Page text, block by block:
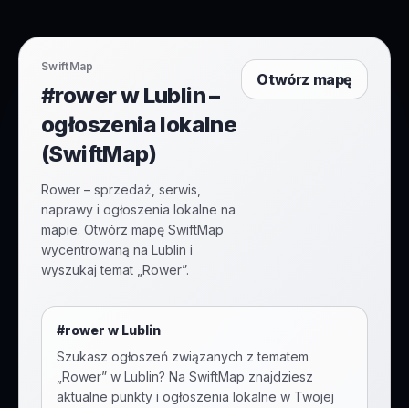
SwiftMap
#rower w Lublin –
ogłoszenia lokalne
(SwiftMap)
Rower – sprzedaż, serwis,
naprawy i ogłoszenia lokalne na
mapie. Otwórz mapę SwiftMap
wycentrowaną na Lublin i
wyszukaj temat „Rower”.
Otwórz mapę
#rower w Lublin
Szukasz ogłoszeń związanych z tematem
Rower” w Lublin? Na SwiftMap znajdziesz
aktualne punkty i ogłoszenia lokalne w Twojej